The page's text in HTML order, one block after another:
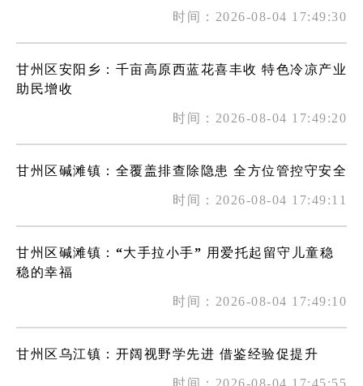
时间：2026-08-04 17:49:30
甘州区安阳乡：千亩高原西蓝花喜丰收 特色冷凉产业
助民增收
时间：2026-08-04 17:49:20
甘州区碱滩镇：全覆盖排查除隐患 全方位管控守安全
时间：2026-08-04 17:49:11
甘州区碱滩镇：“大手拉小手” 用爱托起留守儿童稳
稳的幸福
时间：2026-08-04 17:49:10
甘州区乌江镇：开阔视野学先进 借鉴经验促提升
时间：2026-08-04 17:45:55